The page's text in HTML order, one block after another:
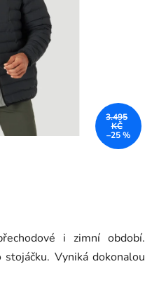
i zimní období.
Vyniká dokonalou
3.495
KČ
–25 %